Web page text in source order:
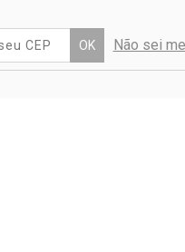
OK Não sei